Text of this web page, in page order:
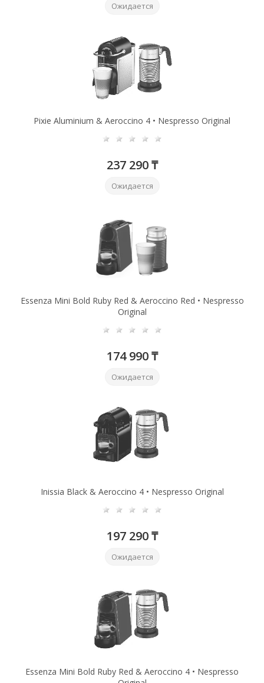
Ожидается
Pixie Aluminium & Aeroccino 4 • Nespresso Original
237 290 ₸
Ожидается
Essenza Mini Bold Ruby Red & Aeroccino Red • Nespresso
Original
174 990 ₸
Ожидается
Inissia Black & Aeroccino 4 • Nespresso Original
197 290 ₸
Ожидается
Essenza Mini Bold Ruby Red & Aeroccino 4 • Nespresso